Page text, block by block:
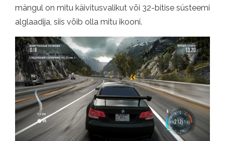
mängul on mitu käivitusvalikut või 32-bitise süsteemi
alglaadija, siis võib olla mitu ikooni.